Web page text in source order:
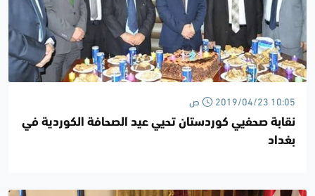
2019/04/23 10:05 ص
نقابة صحفيي كوردستان تحيي عيد الصحافة الكوردية في
بغداد